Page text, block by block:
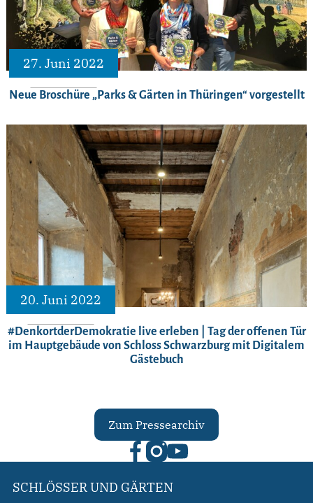
27. Juni 2022
Neue Broschüre „Parks & Gärten in Thüringen“ vorgestellt
20. Juni 2022
#DenkortderDemokratie live erleben | Tag der offenen Tür
im Hauptgebäude von Schloss Schwarzburg mit Digitalem
Gästebuch
Zum Pressearchiv
SCHLÖSSER UND GÄRTEN